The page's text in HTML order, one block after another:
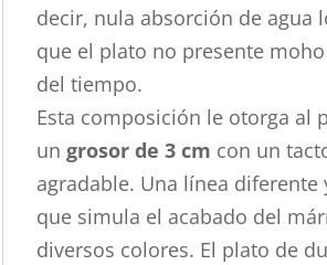
decir, nula absorción de agua
que el plato no presente
del tiempo.
Esta composición le otorga al
un grosor de 3 cm con un
agradable. Una línea diferente
que simula el acabado del
diversos colores. El plato de